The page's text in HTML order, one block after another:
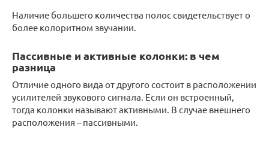
Наличие большего количества полос свидетельствует о
более колоритном звучании.
Пассивные и активные колонки: в чем
разница
Отличие одного вида от другого состоит в расположении
усилителей звукового сигнала. Если он встроенный,
тогда колонки называют активными. В случае внешнего
расположения – пассивными.